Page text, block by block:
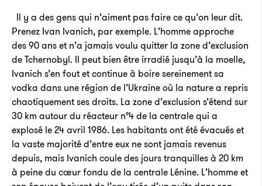
Il y a des gens qui n’aiment pas faire ce qu’on leur dit.
Prenez Ivan Ivanich, par exemple. L’homme approche
des 90 ans et n’a jamais voulu quitter la zone d’exclusion
de Tchernobyl. Il peut bien être irradié jusqu’à la moelle,
Ivanich s’en fout et continue à boire sereinement sa
vodka dans une région de l’Ukraine où la nature a repris
chaotiquement ses droits. La zone d’exclusion s’étend sur
30 km autour du réacteur n°4 de la centrale qui a
explosé le 24 avril 1986. Les habitants ont été évacués et
la vaste majorité d’entre eux ne sont jamais revenus
depuis, mais Ivanich coule des jours tranquilles à 20 km
à peine du cœur fondu de la centrale Lénine. L’homme et